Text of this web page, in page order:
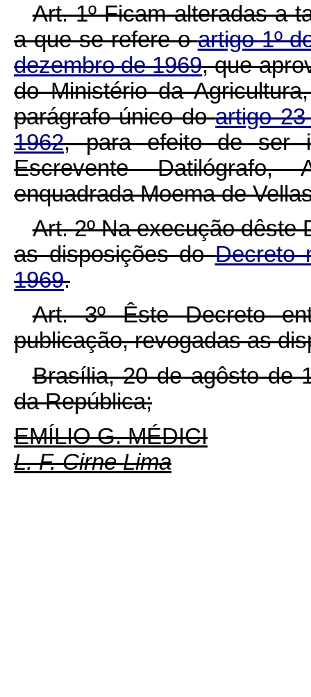
Art. 1º Ficam alteradas a
a que se refere oartigo 1º
dezembro de 1969, que
do Ministério da
parágrafo único doartigo
1962, para efeito de ser
Escrevente Datilógrafo,
enquadrada Moema de
Art. 2º Na execução dêste
as disposições doDecreto
1969.
Art. 3º Êste Decreto
publicação, revogadas as
Brasília, 20 de agôsto de
da República;
EMÍLIO G. MÉDICI
L. F. Cirne Lima